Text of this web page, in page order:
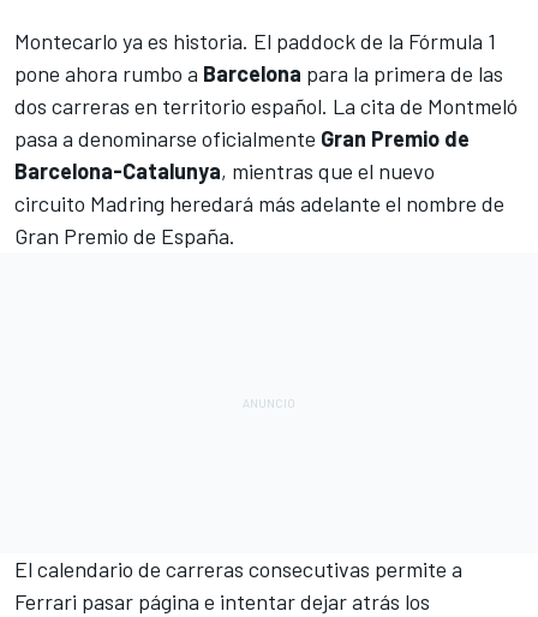
Montecarlo ya es historia. El paddock de la Fórmula 1
pone ahora rumbo a Barcelona para la primera de las
dos carreras en territorio español. La cita de Montmeló
pasa a denominarse oficialmente Gran Premio de
Barcelona-Catalunya, mientras que el nuevo
circuito Madring heredará más adelante el nombre de
Gran Premio de España.
El calendario de carreras consecutivas permite a
Ferrari pasar página e intentar dejar atrás los